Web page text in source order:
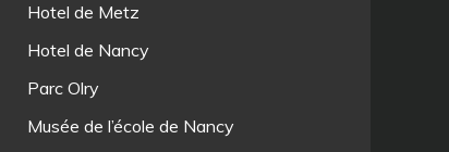
Hotel de Metz
Hotel de Nancy
Parc Olry
Musée de l’école de Nancy